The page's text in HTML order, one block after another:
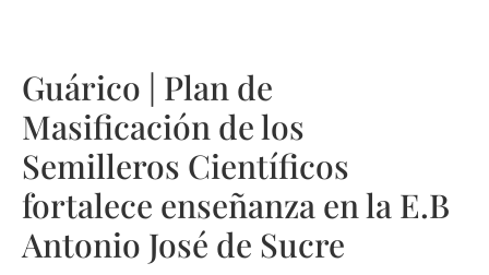
Guárico | Plan de
Masificación de los
Semilleros Científicos
fortalece enseñanza en la E.B
Antonio José de Sucre